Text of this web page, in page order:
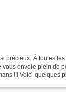
précieux. À toutes
envoie plein de
!!! Voici quelques